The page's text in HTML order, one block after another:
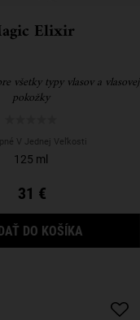
HAIR MASK
Elixir
všetky typy vlasov a vlasovej
pokožky
V Jednej Veľkosti
125 ml
31 €
DO KOŠÍKA